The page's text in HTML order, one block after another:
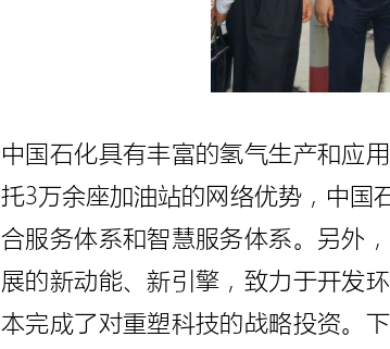
中国石化具有丰富的氢气生产和应
托3万余座加油站的网络优势，中国
合服务体系和智慧服务体系。另外
展的新动能、新引擎，致力于开发
本完成了对重塑科技的战略投资。